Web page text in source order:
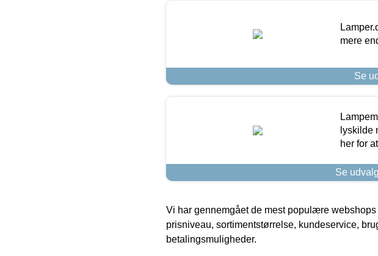
mere
Se
lyskilde
her for
Se
Vi har gennemgået de mest populære
prisniveau, sortimentstørrelse, kundeservice,
betalingsmuligheder.